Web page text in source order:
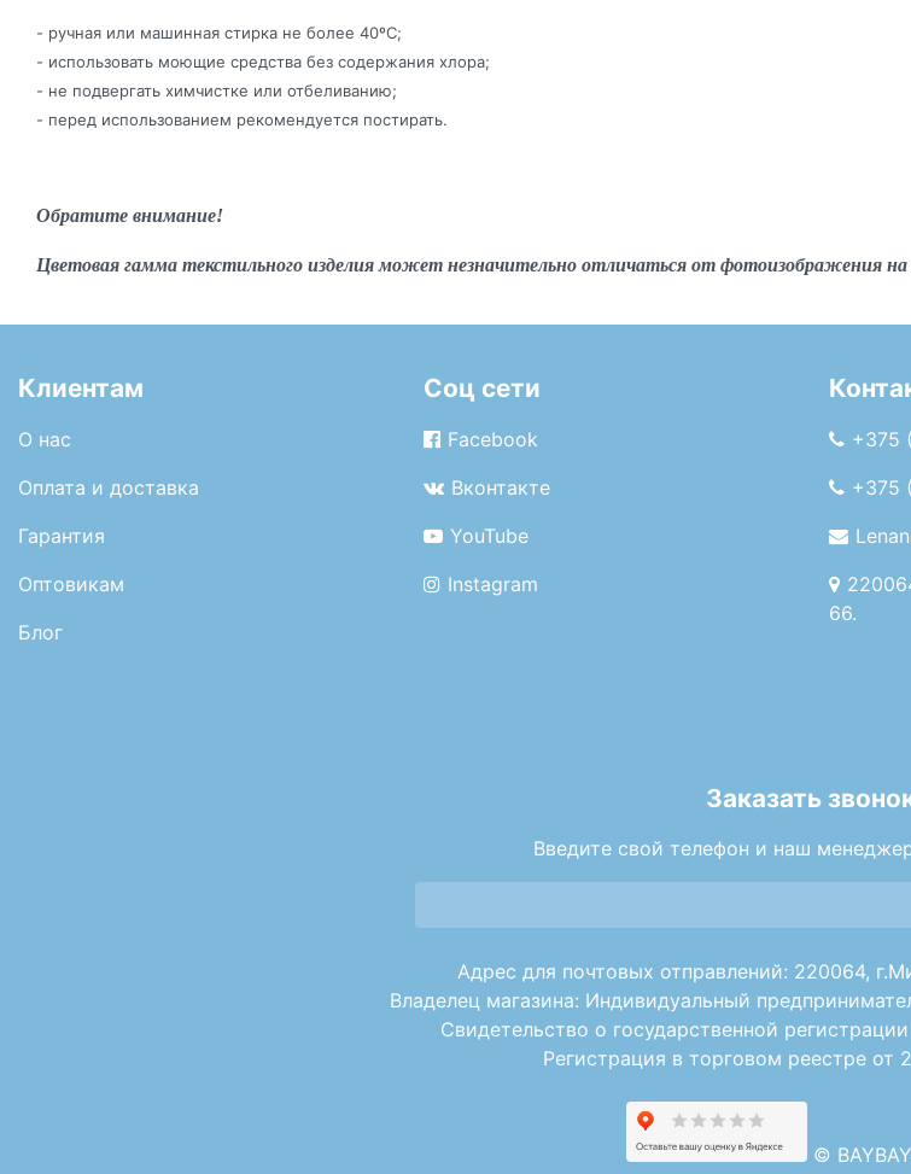
- ручная или машинная стирка не более 40ºС;
- использовать моющие средства без содержания хлора;
- не подвергать химчистке или отбеливанию;
- перед использованием рекомендуется постирать.
Обратите внимание!
Цветовая гамма текстильного изделия может незначительно отличаться от фотоизображения
Клиентам
О нас
Оплата и доставка
Гарантия
Оптовикам
Блог
Соц сети
Facebook
Вконтакте
YouTube
Instagram
+375
+375
66.
Заказать
Введите свой телефон и наш
Адрес для почтовых отправлений: 220064,
Владелец магазина: Индивидуальный
Свидетельство о государственной
Регистрация в торговом реестре от
©